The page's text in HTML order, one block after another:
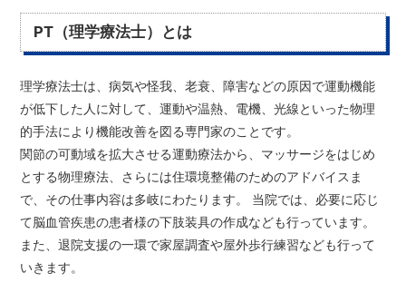
PT（理学療法士）とは
理学療法士は、病気や怪我、老衰、障害などの原因で運動機能
が低下した人に対して、運動や温熱、電機、光線といった物理
的手法により機能改善を図る専門家のことです。
関節の可動域を拡大させる運動療法から、マッサージをはじめ
とする物理療法、さらには住環境整備のためのアドバイスま
で、その仕事内容は多岐にわたります。 当院では、必要に応じ
て脳血管疾患の患者様の下肢装具の作成なども行っています。
また、退院支援の一環で家屋調査や屋外歩行練習なども行って
いきます。